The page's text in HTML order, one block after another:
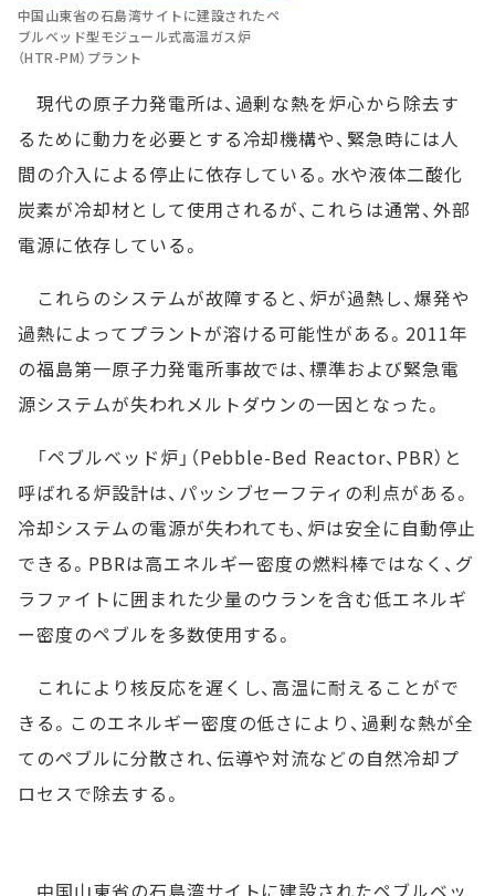
中国山東省の石島湾サイトに建設されたペ
ブルベッド型モジュール式高温ガス炉
（HTR-PM）プラント
現代の原子力発電所は、過剰な熱を炉心から除去す
るために動力を必要とする冷却機構や、緊急時には人
間の介入による停止に依存している。水や液体二酸化
炭素が冷却材として使用されるが、これらは通常、外部
電源に依存している。
これらのシステムが故障すると、炉が過熱し、爆発や
過熱によってプラントが溶ける可能性がある。2011年
の福島第一原子力発電所事故では、標準および緊急電
源システムが失われメルトダウンの一因となった。
「ペブルベッド炉」（Pebble-Bed Reactor、PBR）と
呼ばれる炉設計は、パッシブセーフティの利点がある。
冷却システムの電源が失われても、炉は安全に自動停止
できる。PBRは高エネルギー密度の燃料棒ではなく、グ
ラファイトに囲まれた少量のウランを含む低エネルギ
ー密度のペブルを多数使用する。
これにより核反応を遅くし、高温に耐えることがで
きる。このエネルギー密度の低さにより、過剰な熱が全
てのペブルに分散され、伝導や対流などの自然冷却プ
ロセスで除去する。